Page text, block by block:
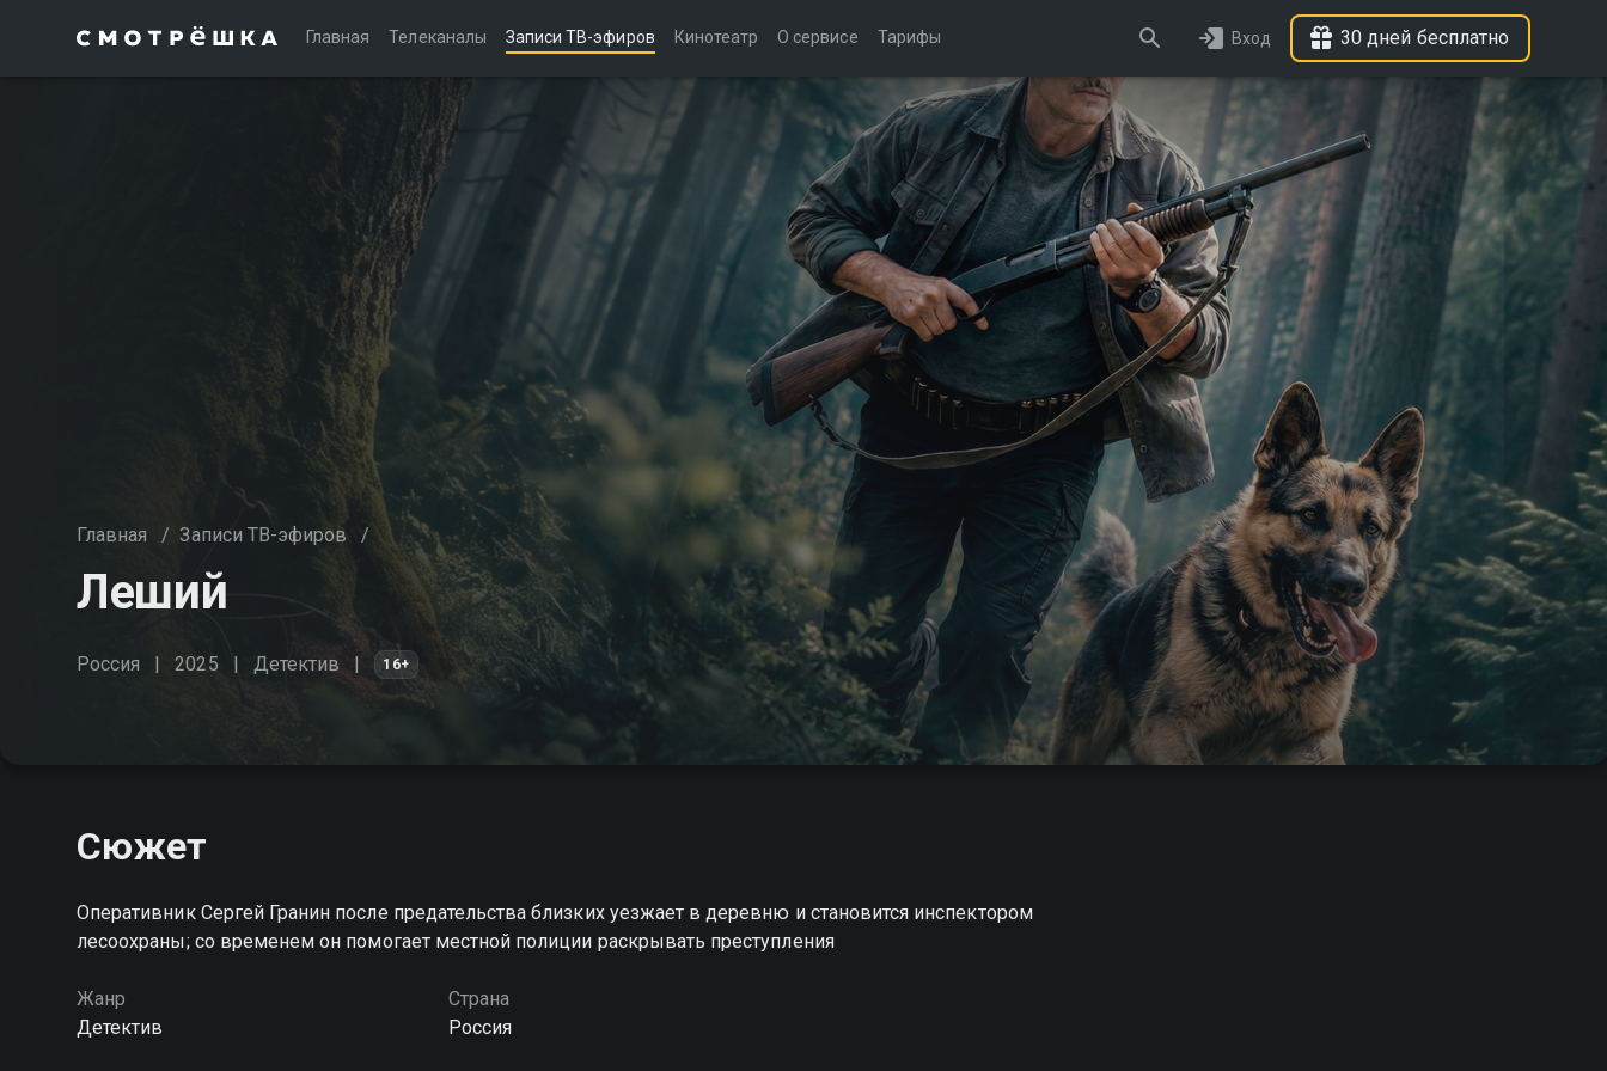
Главная Телеканалы Записи ТВ-эфиров Кинотеатр О сервисе Тарифы Вход 30 дней бесплатно
Главная / Записи ТВ-эфиров /
Леший
Россия 2025 Детектив 16+
Сюжет
Оперативник Сергей Гранин после предательства близких уезжает в деревню и становится инспектором
лесоохраны; со временем он помогает местной полиции раскрывать преступления
Жанр
Детектив
Страна
Россия